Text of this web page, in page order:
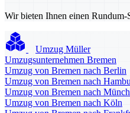
Wir bieten Ihnen einen
Umzug Müller
Umzugsunternehmen Bremen
Umzug von Bremen nach Berlin
Umzug von Bremen nach
Umzug von Bremen nach
Umzug von Bremen nach Köln